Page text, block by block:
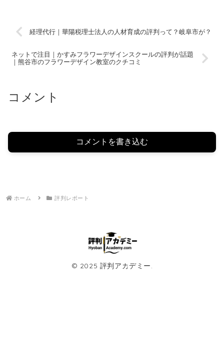
経理代行｜華陽税理士法人の人材育成の評判って？岐阜市が？
ネットで注目｜かすみフラワーデザインスクールの評判が話題
｜熊谷市のフラワーデザイン教室のクチコミ
コメント
コメントを書き込む
ホーム 評判レポート
© 2025 評判アカデミー.